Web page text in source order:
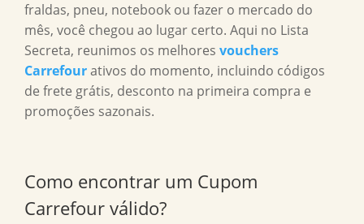
fraldas, pneu, notebook ou fazer o mercado do
mês, você chegou ao lugar certo. Aqui no Lista
Secreta, reunimos os melhores vouchers
Carrefourativos do momento, incluindo códigos
de frete grátis, desconto na primeira compra e
promoções sazonais.
Como encontrar um Cupom
Carrefour válido?